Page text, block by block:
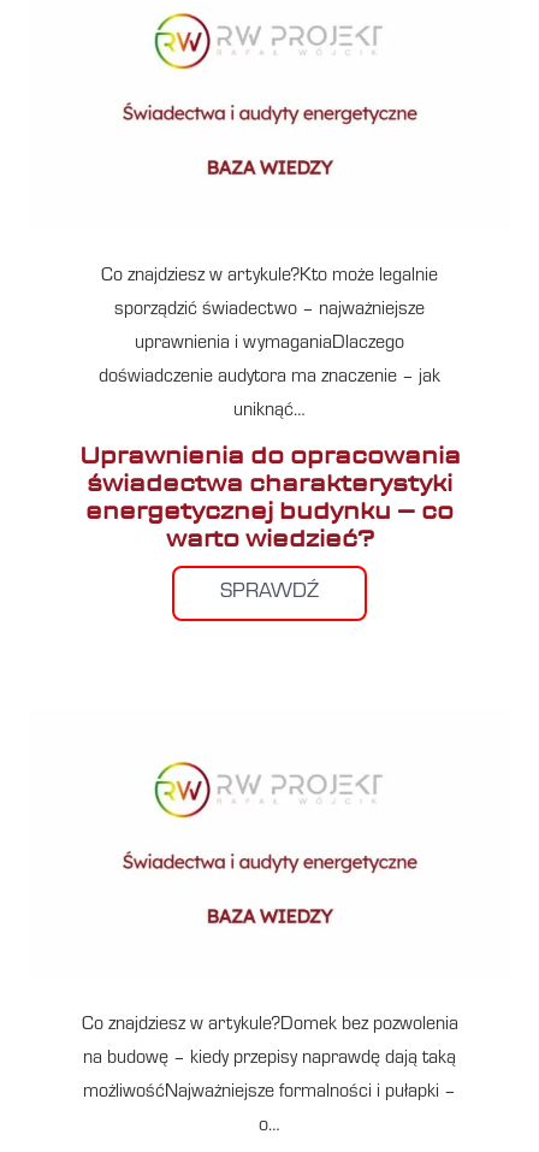
Co znajdziesz w artykule?Kto może legalnie
sporządzić świadectwo – najważniejsze
uprawnienia i wymaganiaDlaczego
doświadczenie audytora ma znaczenie – jak
uniknąć…
Uprawnienia do opracowania
świadectwa charakterystyki
energetycznej budynku – co
warto wiedzieć?
SPRAWDŹ
Co znajdziesz w artykule?Domek bez pozwolenia
na budowę – kiedy przepisy naprawdę dają taką
możliwośćNajważniejsze formalności i pułapki –
o…